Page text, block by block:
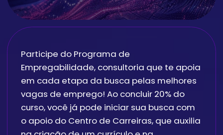
Conheça a história dos
nossos alunos e saiba
como o curso de Ciência
de Dados mudou suas
vidas